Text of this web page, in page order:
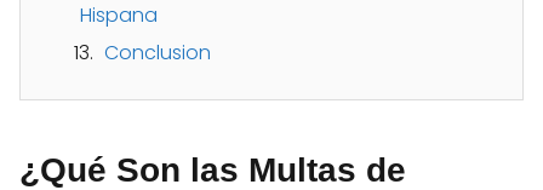
Hispana
Conclusion
¿Qué Son las Multas de